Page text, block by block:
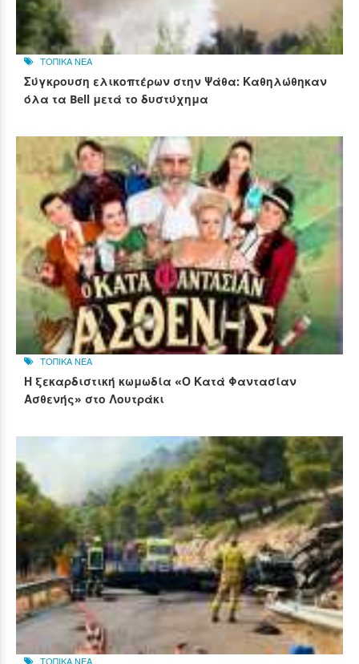
ΤΟΠΙΚΑ ΝΕΑ
Σύγκρουση ελικοπτέρων στην Ψάθα: Καθηλώθηκαν
όλα τα Bell μετά το δυστύχημα
ΤΟΠΙΚΑ ΝΕΑ
Η ξεκαρδιστική κωμωδία «Ο Κατά Φαντασίαν
Ασθενής» στο Λουτράκι
ΤΟΠΙΚΑ ΝΕΑ